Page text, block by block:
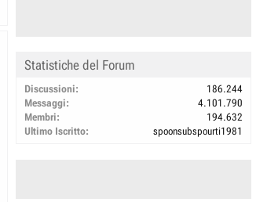
Statistiche del Forum
Discussioni
186.244
Messaggi
4.101.790
Membri
194.632
Ultimo Iscritto
spoonsubspourti1981